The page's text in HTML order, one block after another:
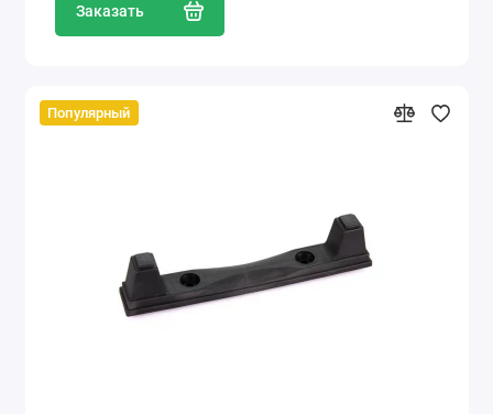
Заказать
Популярный